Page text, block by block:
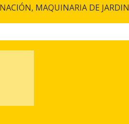
MAQUINARIA DE JARDIN